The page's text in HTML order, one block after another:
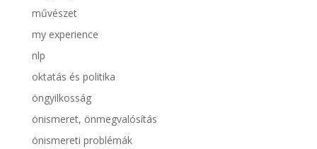
művészet
my experience
nlp
oktatás és politika
öngyilkosság
önismeret, önmegvalósítás
önismereti problémák